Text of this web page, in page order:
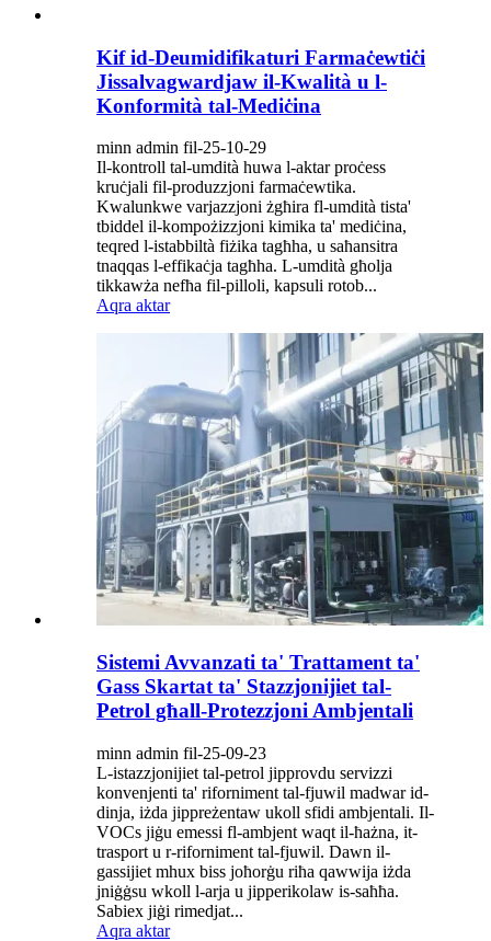
Kif id-Deumidifikaturi Farmaċewtiċi
Jissalvagwardjaw il-Kwalità u l-
Konformità tal-Mediċina
minn admin fil-25-10-29
Il-kontroll tal-umdità huwa l-aktar proċess
kruċjali fil-produzzjoni farmaċewtika.
Kwalunkwe varjazzjoni żgħira fl-umdità tista'
tbiddel il-kompożizzjoni kimika ta' mediċina,
teqred l-istabbiltà fiżika tagħha, u saħansitra
tnaqqas l-effikaċja tagħha. L-umdità għolja
tikkawża nefħa fil-pilloli, kapsuli rotob...
Aqra aktar
Sistemi Avvanzati ta' Trattament ta'
Gass Skartat ta' Stazzjonijiet tal-
Petrol għall-Protezzjoni Ambjentali
minn admin fil-25-09-23
L-istazzjonijiet tal-petrol jipprovdu servizzi
konvenjenti ta' riforniment tal-fjuwil madwar id-
dinja, iżda jippreżentaw ukoll sfidi ambjentali. Il-
VOCs jiġu emessi fl-ambjent waqt il-ħażna, it-
trasport u r-riforniment tal-fjuwil. Dawn il-
gassijiet mhux biss joħorġu riħa qawwija iżda
jniġġsu wkoll l-arja u jipperikolaw is-saħħa.
Sabiex jiġi rimedjat...
Aqra aktar